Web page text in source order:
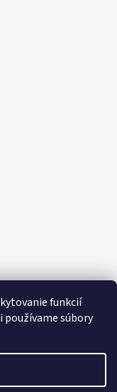
funkcií
používame súbory